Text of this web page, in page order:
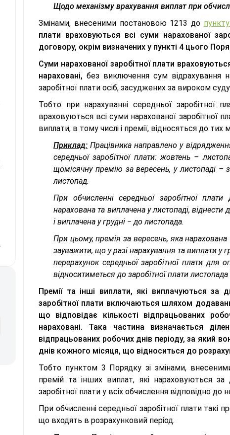
Щодо механізму врахування виплат при
Змінами, внесеними постановою 1213 до
плати враховуються всі суми нарахованої
договору, окрім визначених у пункті 4 цього
Суми нарахованої заробітної плати
нараховані, без виключення сум відрахування
заробітної плати осіб, засуджених за вироком
Тобто при нарахуванні середньої заробітної
враховуються всі суми нарахованої заробітної
виплати, в тому числі і премії, відносяться до тих
Приклад: Працівника направлено у
середньої заробітної плати: жовтень –
щомісячну премію за вересень, у листопаді –
листопад.
При обчисленні середньої заробітної
нарахована та виплачена у листопаді,
і виплачена у грудні ‒ до листопада.
При цьому, премія за вересень, яка
зауважити, що у разі нарахування та виплати у
перерахунок середньої заробітної плати для
відноситиметься до заробітної плати
Премії та інші виплати, які виплачуються за
заробітної плати включаються шляхом
що відповідає кількості відпрацьованих
нараховані. Така частина визначається
відпрацьованих робочих днів періоду, за який
днів кожного місяця, що відноситься до
Тобто пунктом 3 Порядку зі змінами,
премій та інших виплат, які нараховуються за
заробітної плати у всіх обчислення відповідно до
При обчисленні середньої заробітної плати такі
що входять в розрахунковий період.